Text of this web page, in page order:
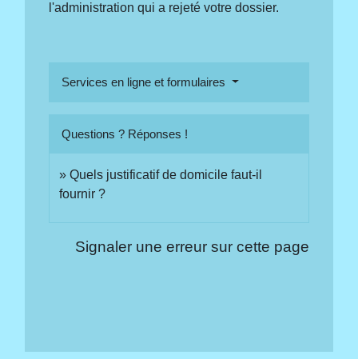
l'administration qui a rejeté votre dossier.
Services en ligne et formulaires
Questions ? Réponses !
Quels justificatif de domicile faut-il
fournir ?
Signaler une erreur sur cette page